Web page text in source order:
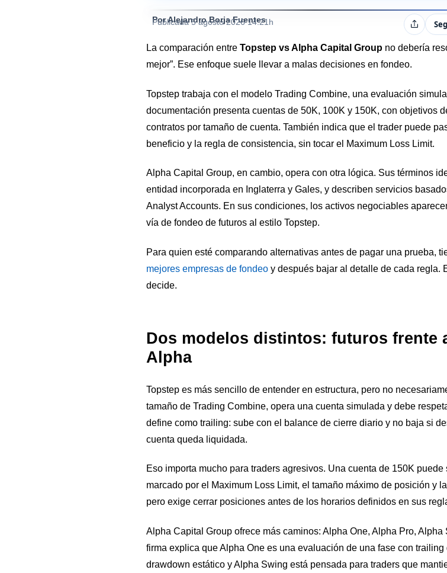
Por Alejandro Borja Fuentes
Publicada 5 agosto 2026 14:21h
La comparación entre Topstep vs Alpha Capital Group no debería
mejor”. Ese enfoque suele llevar a malas decisiones en fondeo.
Topstep trabaja con el modelo Trading Combine, una evaluación
documentación presenta cuentas de 50K, 100K y 150K, con objetivos
contratos por tamaño de cuenta. También indica que el trader puede
beneficio y la regla de consistencia, sin tocar el Maximum Loss Limit.
Alpha Capital Group, en cambio, opera con otra lógica. Sus términos
entidad incorporada en Inglaterra y Gales, y describen servicios
Analyst Accounts. En sus condiciones, los activos negociables
vía de fondeo de futuros al estilo Topstep.
Para quien esté comparando alternativas antes de pagar una prueba,
mejores empresas de fondeo y después bajar al detalle de cada regla.
decide.
Dos modelos distintos: futuros frente
Alpha
Topstep es más sencillo de entender en estructura, pero no
tamaño de Trading Combine, opera una cuenta simulada y debe
define como trailing: sube con el balance de cierre diario y no baja si
cuenta queda liquidada.
Eso importa mucho para traders agresivos. Una cuenta de 150K
marcado por el Maximum Loss Limit, el tamaño máximo de posición y
pero exige cerrar posiciones antes de los horarios definidos en sus
Alpha Capital Group ofrece más caminos: Alpha One, Alpha Pro,
firma explica que Alpha One es una evaluación de una fase con
drawdown estático y Alpha Swing está pensada para traders que